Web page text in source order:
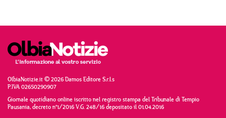
OlbiaNotizie.it © 2026 Damos Editore S.r.l.s
P.IVA 02650290907
Giornale quotidiano online iscritto nel registro stampa del Tribunale di Tempio
Pausania, decreto n°1/2016 V.G. 248/16 depositato il 01.04.2016